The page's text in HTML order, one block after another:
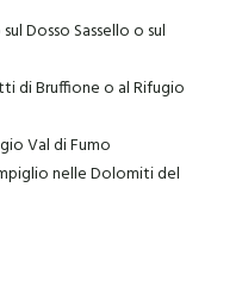
Dosso Sassello o sul
di Bruffione o al Rifugio
Val di Fumo
nelle Dolomiti del